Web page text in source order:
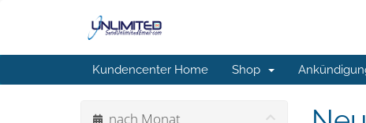
Kundencenter Home Shop
nach Monat